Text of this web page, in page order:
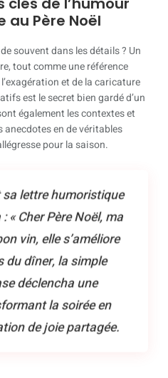
au Père Noël
souvent dans les détails ? Un
tout comme une référence
et de la caricature
est le secret bien gardé d’un
également les contextes et
en de véritables
pour la saison.
lettre humoristique
« Cher Père Noël, ma
vin, elle s’améliore
du dîner, la simple
déclencha une
la soirée en
de joie partagée.